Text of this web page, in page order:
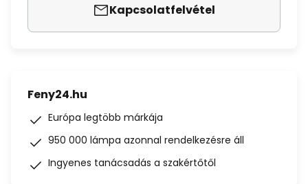
Kapcsolatfelvétel
Feny24.hu
Európa legtöbb márkája
950 000 lámpa azonnal rendelkezésre áll
Ingyenes tanácsadás a szakértőtől